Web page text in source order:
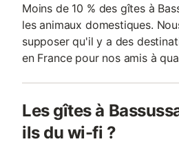
Moins de 10 % des gîtes à
les animaux domestiques.
supposer qu'il y a des
en France pour nos amis à
Les gîtes à
ils du wi-fi ?